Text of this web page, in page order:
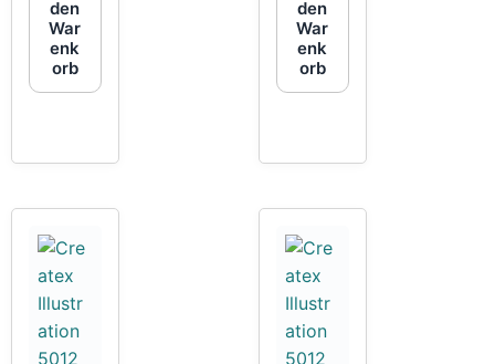
den
War
enk
orb
den
War
enk
orb